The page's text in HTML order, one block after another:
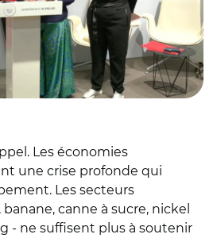
Les économies
une crise profonde qui
Les secteurs
canne à sucre, nickel
- ne suffisent plus à soutenir